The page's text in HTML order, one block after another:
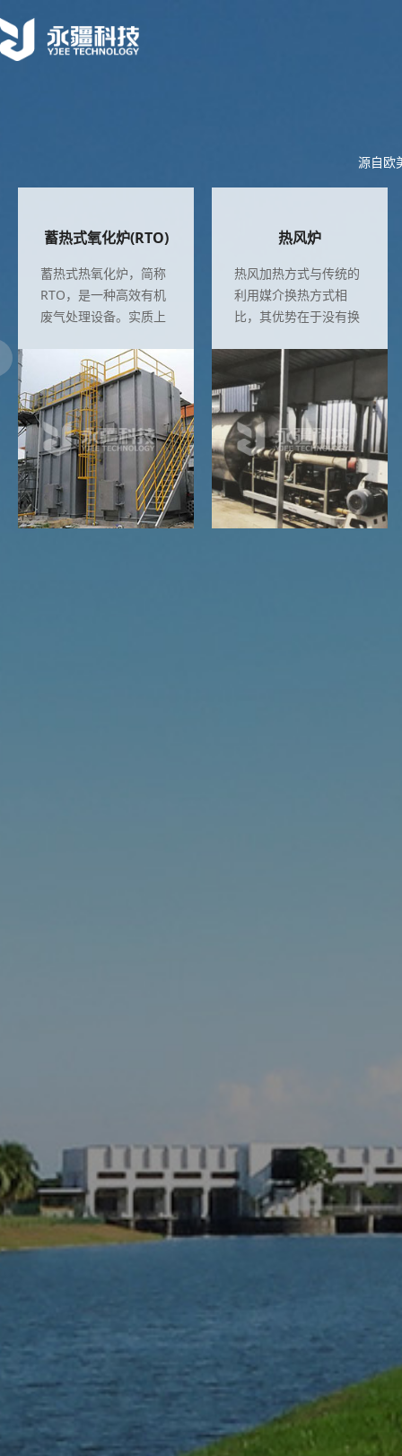
源自欧
蓄热式氧化炉(RTO)
蓄热式热氧化炉，简称
RTO，是一种高效有机
废气处理设备。实质上
常规加热炉的结合体，
主要由一个加热炉炉
体、两个或者两个以上
蓄热室、换向系统以及
燃料、供风和排烟系统
构成。RTO炉内部配...
热风炉
热风加热方式与传统的
利用媒介换热方式相
比，其优势在于没有换
率非常高，同时又能热
风加热方式与传统的利
用媒介换热方式相比，
其优势在于没有换热损
失，燃料热能利用率非
常高，同时又能热风加
热...